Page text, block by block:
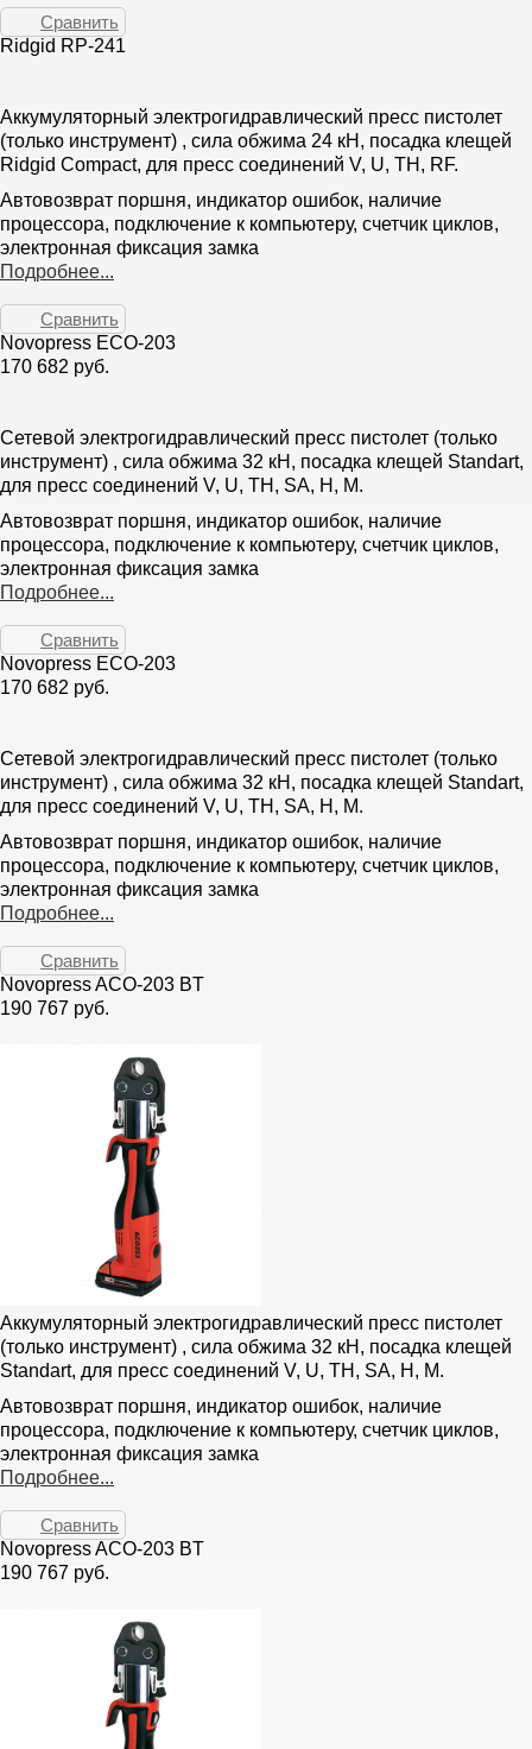
Сравнить
Ridgid RP-241
Аккумуляторный электрогидравлический пресс пистолет
(только инструмент) , сила обжима 24 кН, посадка клещей
Ridgid Compact, для пресс соединений V, U, TH, RF.
Автовозврат поршня, индикатор ошибок, наличие
процессора, подключение к компьютеру, счетчик циклов,
электронная фиксация замка
Подробнее...
Сравнить
Novopress ECO-203
170 682 руб.
Сетевой электрогидравлический пресс пистолет (только
инструмент) , сила обжима 32 кН, посадка клещей Standart,
для пресс соединений V, U, TH, SA, H, M.
Автовозврат поршня, индикатор ошибок, наличие
процессора, подключение к компьютеру, счетчик циклов,
электронная фиксация замка
Подробнее...
Сравнить
Novopress ECO-203
170 682 руб.
Сетевой электрогидравлический пресс пистолет (только
инструмент) , сила обжима 32 кН, посадка клещей Standart,
для пресс соединений V, U, TH, SA, H, M.
Автовозврат поршня, индикатор ошибок, наличие
процессора, подключение к компьютеру, счетчик циклов,
электронная фиксация замка
Подробнее...
Сравнить
Novopress ACO-203 BT
190 767 руб.
Аккумуляторный электрогидравлический пресс пистолет
(только инструмент) , сила обжима 32 кН, посадка клещей
Standart, для пресс соединений V, U, TH, SA, H, M.
Автовозврат поршня, индикатор ошибок, наличие
процессора, подключение к компьютеру, счетчик циклов,
электронная фиксация замка
Подробнее...
Сравнить
Novopress ACO-203 BT
190 767 руб.